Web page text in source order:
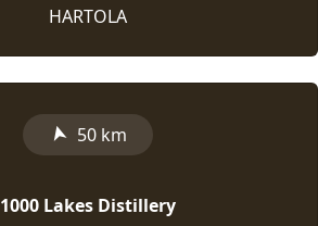
HARTOLA
➤ 50 km
1000 Lakes Distillery